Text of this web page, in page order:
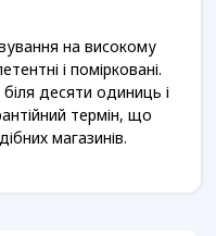
на високому
і помірковані.
десяти одиниць і
термін, що
магазинів.